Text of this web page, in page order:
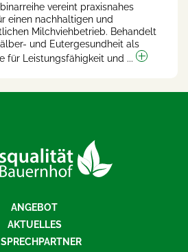
vereint praxisnahes
einen nachhaltigen und
Milchviehbetrieb. Behandelt
und Eutergesundheit als
für Leistungsfähigkeit und ...
ANGEBOT
AKTUELLES